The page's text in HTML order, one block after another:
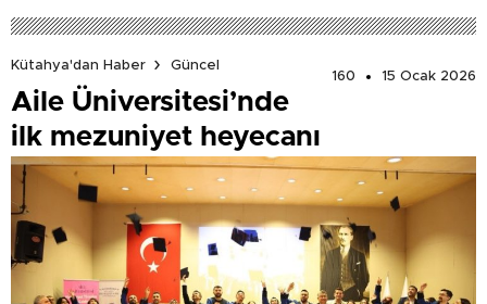
Kütahya'dan Haber
Güncel
160
15 Ocak 2026
Aile Üniversitesi’nde
ilk mezuniyet heyecanı